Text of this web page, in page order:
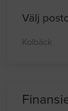
Välj
Kolbäck